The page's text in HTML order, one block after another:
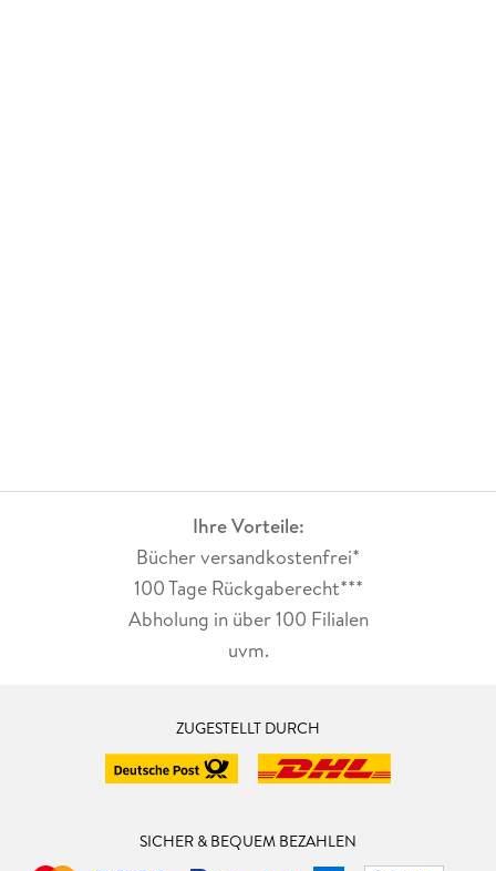
Ihre Vorteile:
Bücher versandkostenfrei*
100 Tage Rückgaberecht***
Abholung in über 100 Filialen
uvm.
ZUGESTELLT DURCH
SICHER & BEQUEM BEZAHLEN